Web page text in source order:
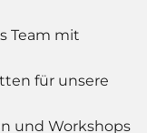
Team mit
für unsere
und Workshops